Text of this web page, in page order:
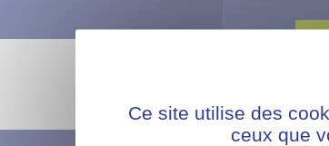
Ce site utilise des
ceux que